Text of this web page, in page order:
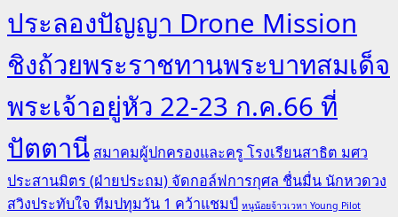
ประลองปัญญา Drone Mission
ชิงถ้วยพระราชทานพระบาทสมเด็จ
พระเจ้าอยู่หัว 22-23 ก.ค.66 ที่
ปัตตานี สมาคมผู้ปกครองและครู โรงเรียนสาธิต มศว
ประสานมิตร (ฝ่ายประถม) จัดกอล์ฟการกุศล ชื่นมื่น นักหวดวง
สวิงประทับใจ ทีมปทุมวัน 1 คว้าแชมป์ หนูน้อยจ้าวเวหา Young Pilot